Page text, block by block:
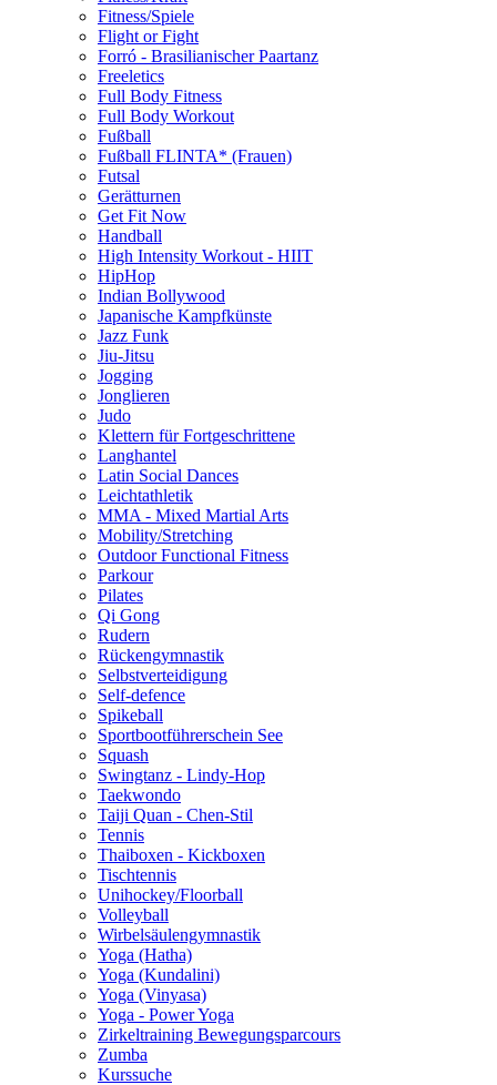
Fitness/Spiele
Flight or Fight
Forró - Brasilianischer Paartanz
Freeletics
Full Body Fitness
Full Body Workout
Fußball
Fußball FLINTA* (Frauen)
Futsal
Gerätturnen
Get Fit Now
Handball
High Intensity Workout - HIIT
HipHop
Indian Bollywood
Japanische Kampfkünste
Jazz Funk
Jiu-Jitsu
Jogging
Jonglieren
Judo
Klettern für Fortgeschrittene
Langhantel
Latin Social Dances
Leichtathletik
MMA - Mixed Martial Arts
Mobility/Stretching
Outdoor Functional Fitness
Parkour
Pilates
Qi Gong
Rudern
Rückengymnastik
Selbstverteidigung
Self-defence
Spikeball
Sportbootführerschein See
Squash
Swingtanz - Lindy-Hop
Taekwondo
Taiji Quan - Chen-Stil
Tennis
Thaiboxen - Kickboxen
Tischtennis
Unihockey/Floorball
Volleyball
Wirbelsäulengymnastik
Yoga (Hatha)
Yoga (Kundalini)
Yoga (Vinyasa)
Yoga - Power Yoga
Zirkeltraining Bewegungsparcours
Zumba
Kurssuche